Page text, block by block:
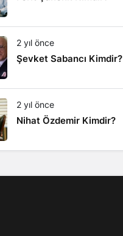
2 yıl önce
Şevket Sabancı Kimdir?
2 yıl önce
Nihat Özdemir Kimdir?